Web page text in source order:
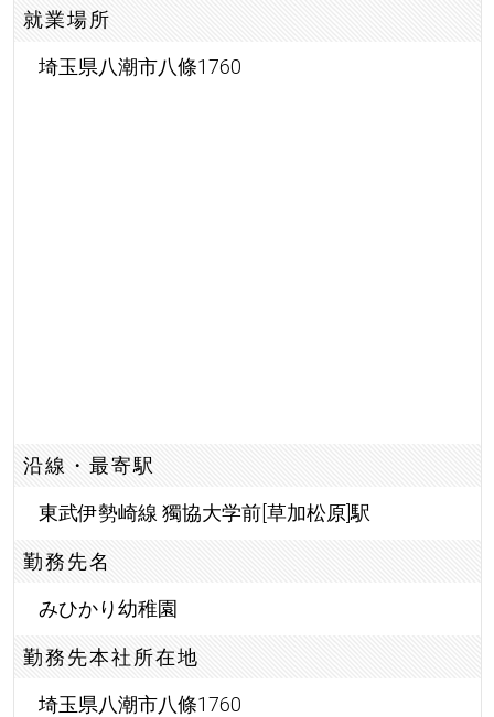
就業場所
埼玉県八潮市八條1760
沿線・最寄駅
東武伊勢崎線 獨協大学前[草加松原]駅
勤務先名
みひかり幼稚園
勤務先本社所在地
埼玉県八潮市八條1760